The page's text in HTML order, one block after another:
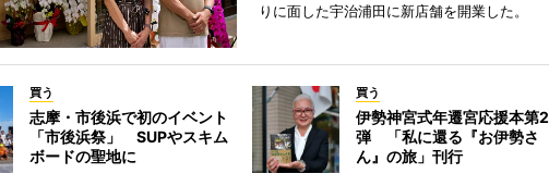
りに面した宇治浦田に新店舗を開業した。
買う
志摩・市後浜で初のイベント
「市後浜祭」 SUPやスキム
ボードの聖地に
買う
伊勢神宮式年遷宮応援本第2
弾 「私に還る『お伊勢さ
ん』の旅」刊行